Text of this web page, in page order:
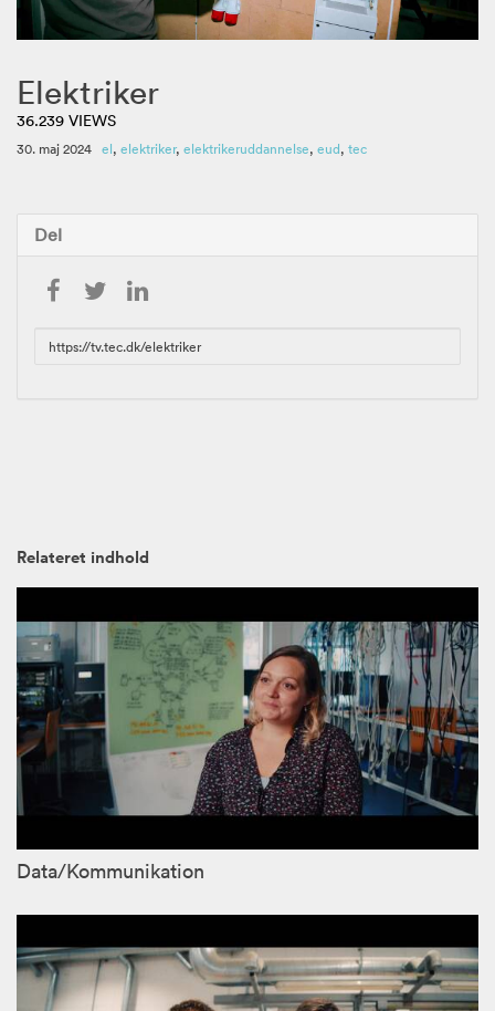
Elektriker
36.239 VIEWS
30. maj 2024 el, elektriker, elektrikeruddannelse, eud, tec
Del
URL
Relateret indhold
Data/Kommunikation